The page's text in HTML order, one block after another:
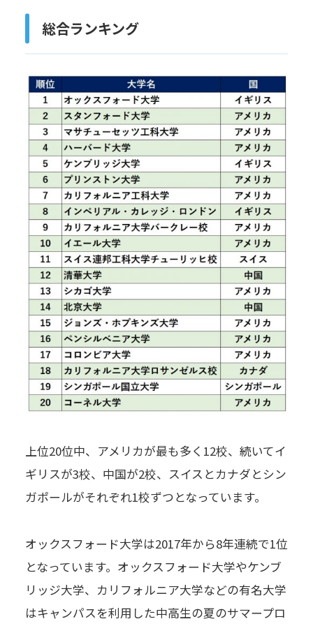
総合ランキング
上位20位中、アメリカが最も多く12校、続いてイ
ギリスが3校、中国が2校、スイスとカナダとシン
ガポールがそれぞれ1校ずつとなっています。
オックスフォード大学は2017年から8年連続で1位
となっています。オックスフォード大学やケンブ
リッジ大学、カリフォルニア大学などの有名大学
はキャンパスを利用した中高生の夏のサマープロ